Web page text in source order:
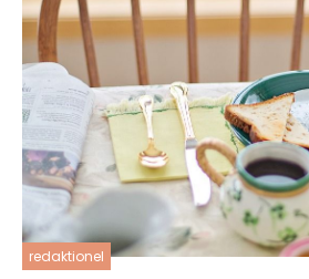
redaktionel